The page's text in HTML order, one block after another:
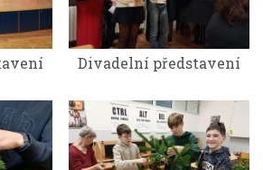
Divadelní představení